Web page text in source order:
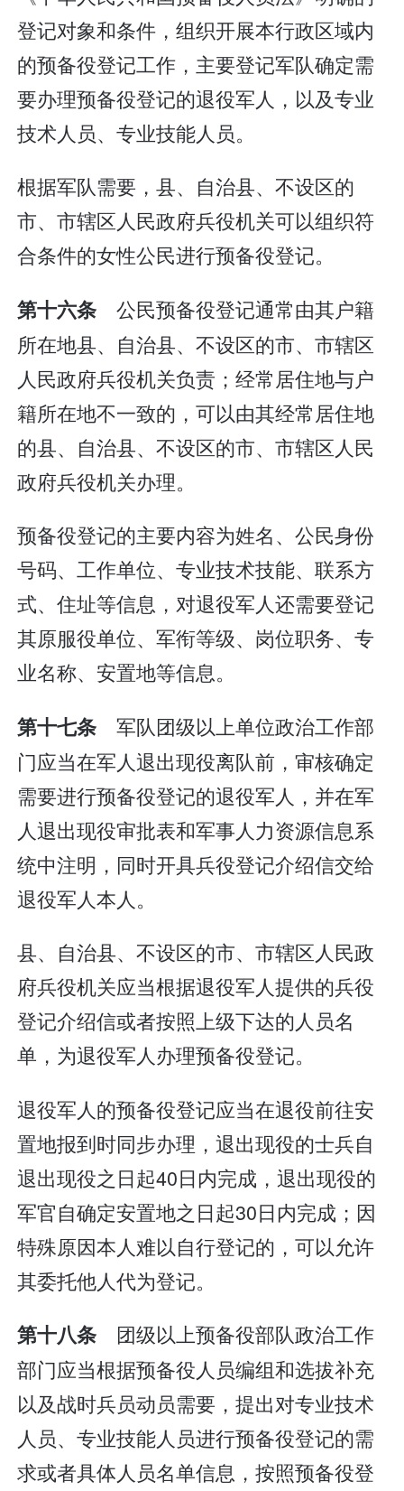
登记对象和条件，组织开展本行政区域内
的预备役登记工作，主要登记军队确定需
要办理预备役登记的退役军人，以及专业
技术人员、专业技能人员。
根据军队需要，县、自治县、不设区的
市、市辖区人民政府兵役机关可以组织符
合条件的女性公民进行预备役登记。
第十六条公民预备役登记通常由其户籍
所在地县、自治县、不设区的市、市辖区
人民政府兵役机关负责；经常居住地与户
籍所在地不一致的，可以由其经常居住地
的县、自治县、不设区的市、市辖区人民
政府兵役机关办理。
预备役登记的主要内容为姓名、公民身份
号码、工作单位、专业技术技能、联系方
式、住址等信息，对退役军人还需要登记
其原服役单位、军衔等级、岗位职务、专
业名称、安置地等信息。
第十七条军队团级以上单位政治工作部
门应当在军人退出现役离队前，审核确定
需要进行预备役登记的退役军人，并在军
人退出现役审批表和军事人力资源信息系
统中注明，同时开具兵役登记介绍信交给
退役军人本人。
县、自治县、不设区的市、市辖区人民政
府兵役机关应当根据退役军人提供的兵役
登记介绍信或者按照上级下达的人员名
单，为退役军人办理预备役登记。
退役军人的预备役登记应当在退役前往安
置地报到时同步办理，退出现役的士兵自
退出现役之日起40日内完成，退出现役的
军官自确定安置地之日起30日内完成；因
特殊原因本人难以自行登记的，可以允许
其委托他人代为登记。
第十八条 团级以上预备役部队政治工作
部门应当根据预备役人员编组和选拔补充
以及战时兵员动员需要，提出对专业技术
人员、专业技能人员进行预备役登记的需
求或者具体人员名单信息，按照预备役登